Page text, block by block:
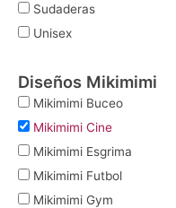
Sudaderas
Unisex
Diseños Mikimimi
Mikimimi Buceo
Mikimimi Cine
Mikimimi Esgrima
Mikimimi Futbol
Mikimimi Gym